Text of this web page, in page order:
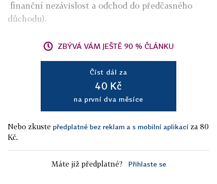
finanční nezávislost a odchod do předčasného
důchodu).
ZBÝVÁ VÁM JEŠTĚ 90 % ČLÁNKU
Číst dál za
40 Kč
na první dva měsíce
Nebo zkuste předplatné bez reklam a s mobilní aplikací za 80
Kč.
Máte již předplatné? Přihlaste se